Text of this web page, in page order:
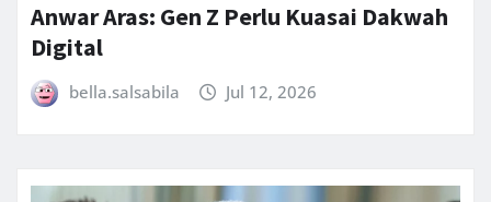
Anwar Aras: Gen Z Perlu Kuasai Dakwah
Digital
bella.salsabila Jul 12, 2026